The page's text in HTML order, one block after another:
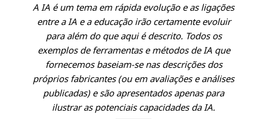
A IA é um tema em rápida evolução e as ligações
entre a IA e a educação irão certamente evoluir
para além do que aqui é descrito. Todos os
exemplos de ferramentas e métodos de IA que
fornecemos baseiam-se nas descrições dos
próprios fabricantes (ou em avaliações e análises
publicadas) e são apresentados apenas para
ilustrar as potenciais capacidades da IA.